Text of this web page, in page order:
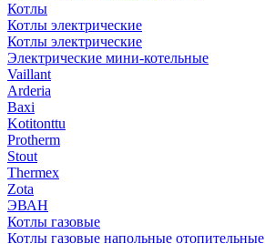
Котлы
Котлы электрические
Котлы электрические
Электрические мини-котельные
Vaillant
Arderia
Baxi
Kotitonttu
Protherm
Stout
Thermex
Zota
ЭВАН
Котлы газовые
Котлы газовые напольные отопительные